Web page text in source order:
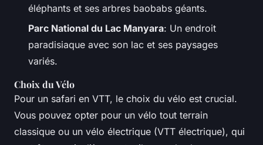
éléphants et ses arbres baobabs géants.
Parc National du Lac Manyara: Un endroit
paradisiaque avec son lac et ses paysages
variés.
Choix du Vélo
Pour un safari en VTT, le choix du vélo est crucial.
Vous pouvez opter pour un vélo tout terrain
classique ou un vélo électrique (VTT électrique), qui